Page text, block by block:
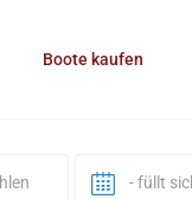
Boote kaufen